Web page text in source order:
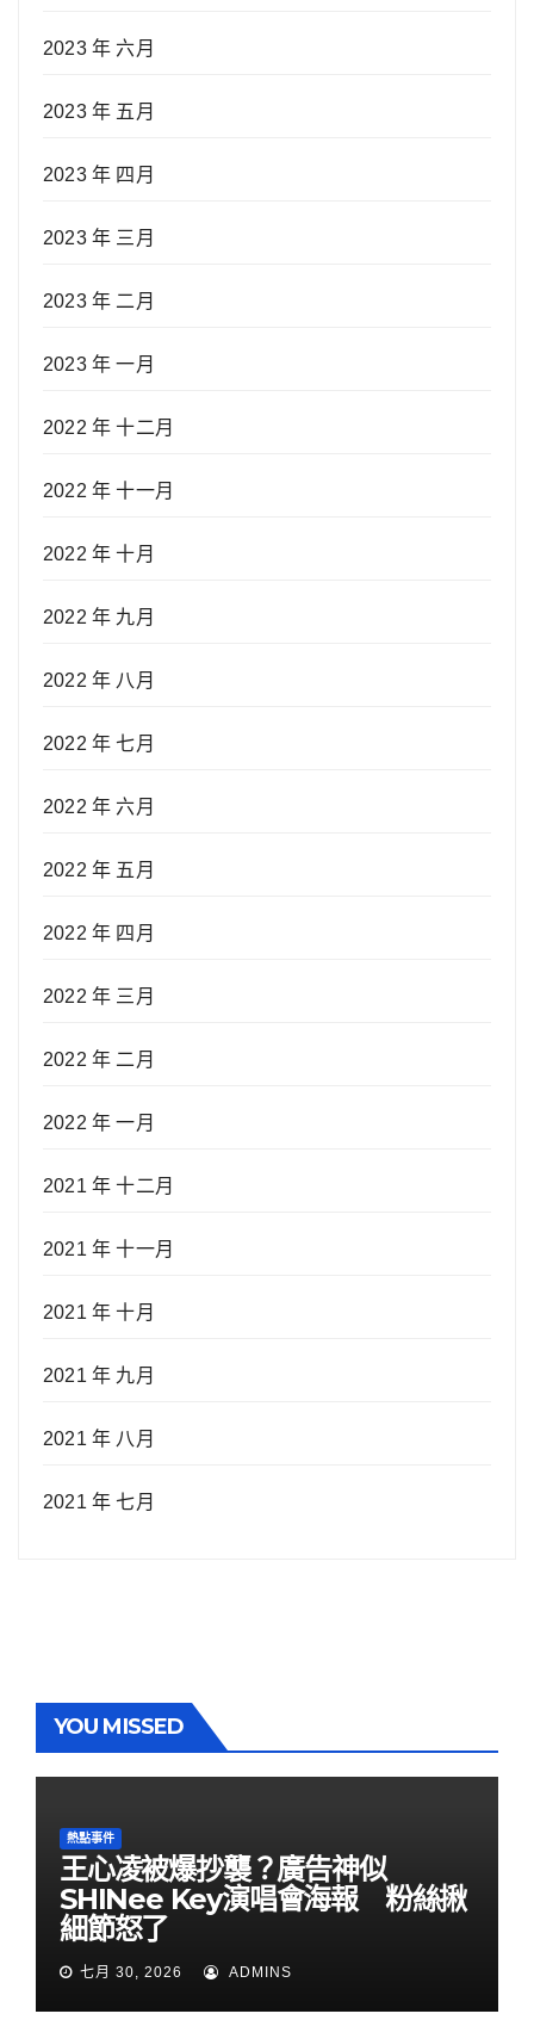
2023 年 六月
2023 年 五月
2023 年 四月
2023 年 三月
2023 年 二月
2023 年 一月
2022 年 十二月
2022 年 十一月
2022 年 十月
2022 年 九月
2022 年 八月
2022 年 七月
2022 年 六月
2022 年 五月
2022 年 四月
2022 年 三月
2022 年 二月
2022 年 一月
2021 年 十二月
2021 年 十一月
2021 年 十月
2021 年 九月
2021 年 八月
2021 年 七月
YOU MISSED
熱點事件
王心凌被爆抄襲？廣告神似
SHINee Key演唱會海報 粉絲揪
細節怒了
七月 30, 2026 ADMINS